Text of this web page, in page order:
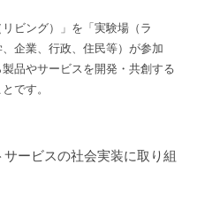
ビング）」を「実験場（ラ
企業、行政、住民等）が参加
品やサービスを開発・共創する
です。
ービスの社会実装に取り組